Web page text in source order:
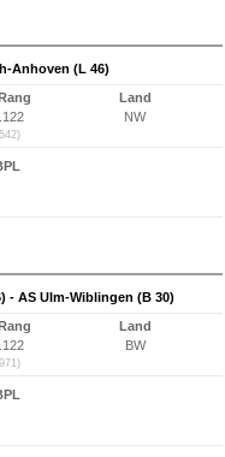
Anhoven (L 46)
Land
NW
- AS Ulm-Wiblingen (B 30)
Land
BW